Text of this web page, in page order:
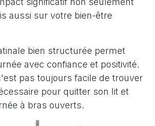
aussi sur votre bien-être
bien structurée permet
avec confiance et positivité.
pas toujours facile de trouver
pour quitter son lit et
à bras ouverts.